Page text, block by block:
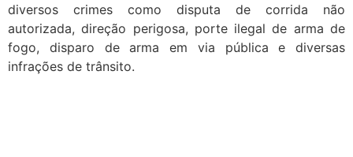
diversos crimes como disputa de corrida não
autorizada, direção perigosa, porte ilegal de arma de
fogo, disparo de arma em via pública e diversas
infrações de trânsito.